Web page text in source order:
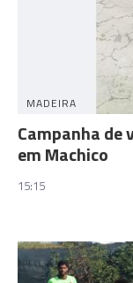
MADEIRA
Campanha de
em Machico
15:15